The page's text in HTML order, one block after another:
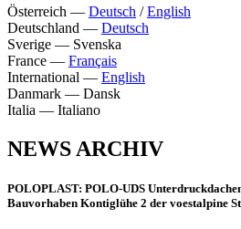
Österreich — Deutsch /English
Deutschland — Deutsch
Sverige — Svenska
France — Français
International — English
Danmark — Dansk
Italia — Italiano
NEWS ARCHIV
POLOPLAST: POLO-UDS
Bauvorhaben Kontiglühe 2 der voestalpine